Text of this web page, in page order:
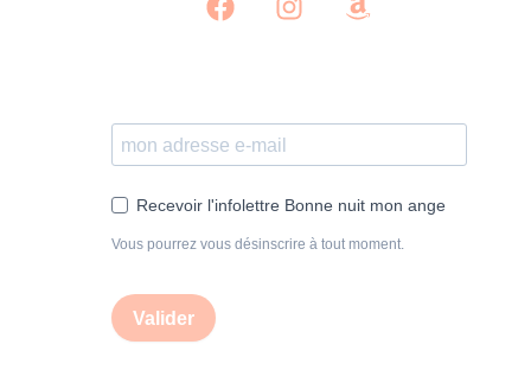
Recevoir l'infolettre Bonne nuit mon ange
Vous pourrez vous désinscrire à tout moment.
Valider